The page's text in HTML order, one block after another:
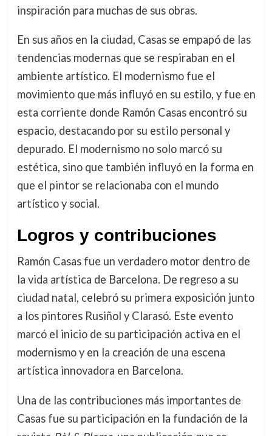
inspiración para muchas de sus obras.
En sus años en la ciudad, Casas se empapó de las
tendencias modernas que se respiraban en el
ambiente artístico. El modernismo fue el
movimiento que más influyó en su estilo, y fue en
esta corriente donde Ramón Casas encontró su
espacio, destacando por su estilo personal y
depurado. El modernismo no solo marcó su
estética, sino que también influyó en la forma en
que el pintor se relacionaba con el mundo
artístico y social.
Logros y contribuciones
Ramón Casas fue un verdadero motor dentro de
la vida artística de Barcelona. De regreso a su
ciudad natal, celebró su primera exposición junto
a los pintores Rusiñol y Clarasó. Este evento
marcó el inicio de su participación activa en el
modernismo y en la creación de una escena
artística innovadora en Barcelona.
Una de las contribuciones más importantes de
Casas fue su participación en la fundación de la